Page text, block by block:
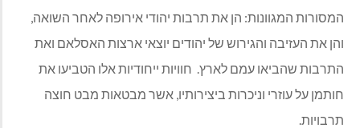
המגוונות: הן את תרבות יהודי אירופה לאחר השואה,
את העזיבה והגירוש של יהודים יוצאי ארצות האסלאם ואת
שהביאו עמם לארץ. חוויות ייחודיות אלו הטביעו את
על עוזרי וניכרות ביצירותיו, אשר מבטאות מבט חוצה